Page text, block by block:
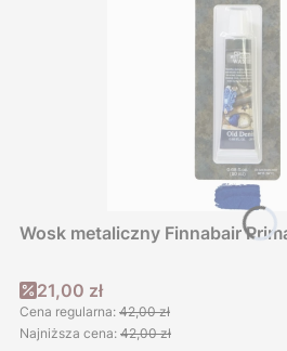
Wosk metaliczny Finnabair
Cena promocyjna
21,00 zł
Cena regularna: 42,00 zł
Najniższa cena: 42,00 zł